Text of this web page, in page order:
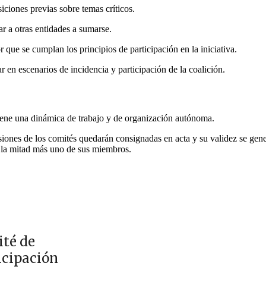
previas sobre temas críticos.
a otras entidades a sumarse.
que se cumplan los principios de participación en la iniciativa.
en escenarios de incidencia y participación de la coalición.
una dinámica de trabajo y de organización autónoma.
de los comités quedarán consignadas en acta y su validez se
mitad más uno de sus miembros.
de